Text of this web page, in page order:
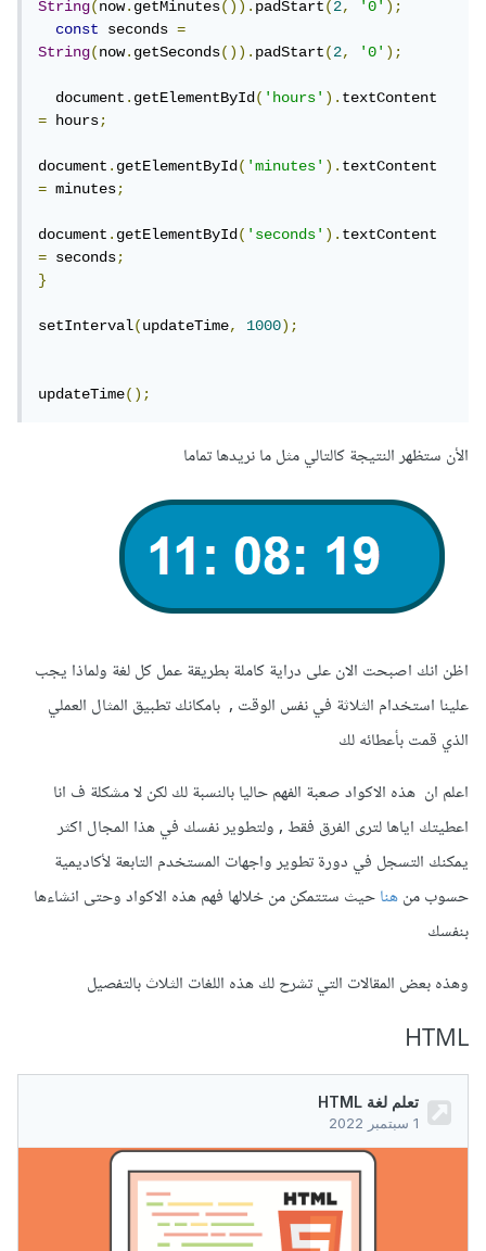
String(now.getMinutes()).padStart(2, '0');
const
seconds =
String(now.getSeconds()).padStart(2, '0');
  document
.getElementById('hours').
=
hours;
document.getElementById('minutes').
= minutes;
document.getElementById('seconds').
= seconds;
}
setInterval(updateTime, 1000);
updateTime();
الأن ستظهر النتيجة كالتالي مثل ما نريدها تماما
اظن انك اصبحت الان على دراية كاملة بطريقة عمل كل لغة ولماذا يجب
علينا استخدام الثلاثة في نفس الوقت , بامكانك تطبيق المثال العملي
الذي قمت بأعطائه لك
اعلم ان هذه الاكواد صعبة الفهم حاليا بالنسبة لك لكن لا مشكلة ف انا
اعطيتك اياها لترى الفرق فقط , ولتطوير نفسك في هذا المجال اكثر
يمكنك التسجل في دورة تطوير واجهات المستخدم التابعة لأكاديمية
حسوب منهناحيث ستتمكن من خلالها فهم هذه الاكواد وحتى انشاءها
بنفسك
وهذه بعض المقالات التي تشرح لك هذه اللغات الثلاث بالتفصيل
HTML